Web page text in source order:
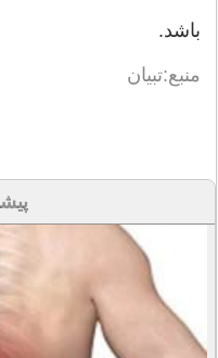
باشد.
منبع:تبیان